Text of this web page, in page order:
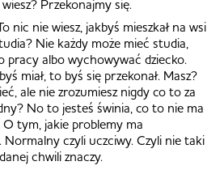
Przekonajmy się.
nic nie wiesz, jakbyś mieszkał na wsi
Nie każdy może mieć studia,
pracy albo wychowywać dziecko.
miał, to byś się przekonał. Masz?
ale nie zrozumiesz nigdy co to za
No to jesteś świnia, co to nie ma
tym, jakie problemy ma
Normalny czyli uczciwy. Czyli nie taki
chwili znaczy.